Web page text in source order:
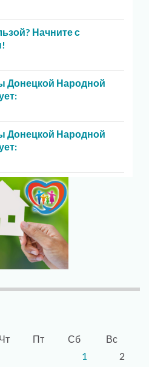
Начните с
Донецкой Народной
Донецкой Народной
Чт Пт Сб
Вс
1
2